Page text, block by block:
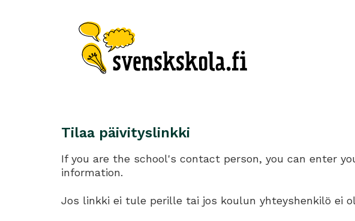
Tilaa päivityslinkki
If you are the school's contact person, you can enter
information.
Jos linkki ei tule perille tai jos koulun yhteyshenkilö ei